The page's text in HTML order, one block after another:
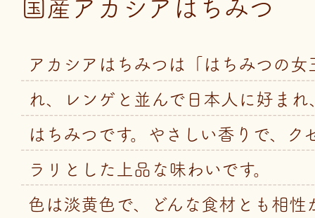
国産アカシアはちみつ
アカシアはちみつは「はちみつの女
れ、レンゲと並んで日本人に好ま
はちみつです。やさしい香りで、ク
ラリとした上品な味わいです。
色は淡黄色で、どんな食材とも相性